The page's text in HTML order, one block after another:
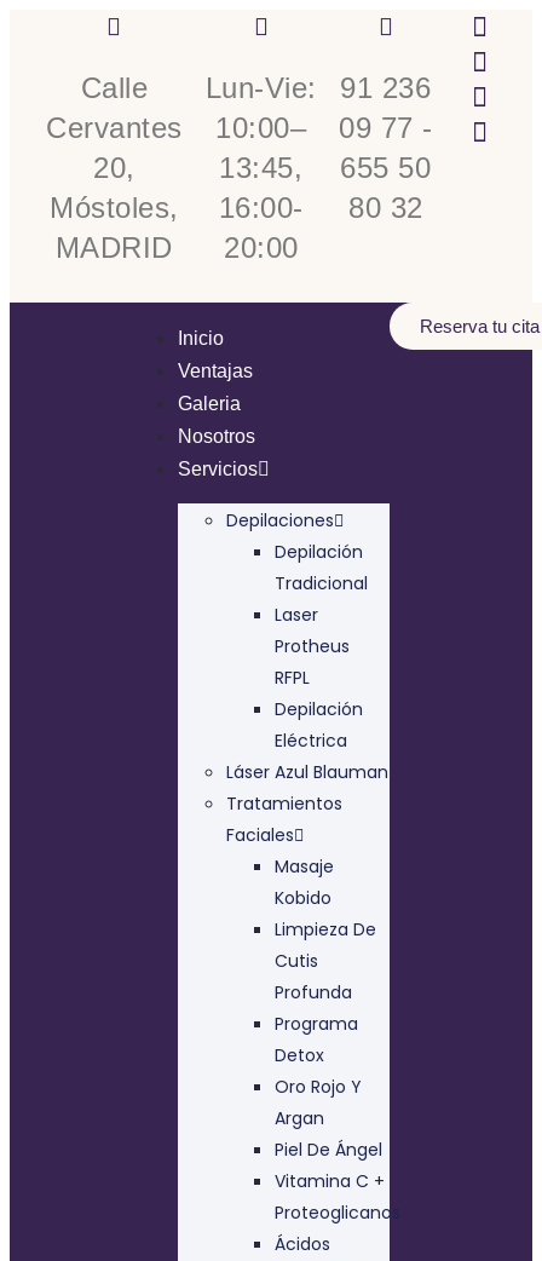
Calle
Cervantes
20,
Móstoles,
MADRID
Lun-Vie:
10:00–
13:45,
16:00-
20:00
91 236
09 77 -
655 50
80 32
Inicio
Ventajas
Galeria
Nosotros
Servicios
Depilaciones
Depilación
Tradicional
Laser
Protheus
RFPL
Depilación
Eléctrica
Láser Azul Blauman
Tratamientos
Faciales
Masaje
Kobido
Limpieza De
Cutis
Profunda
Programa
Detox
Oro Rojo Y
Argan
Piel De Ángel
Vitamina C +
Proteoglicanos
Ácidos
Reserva tu cita